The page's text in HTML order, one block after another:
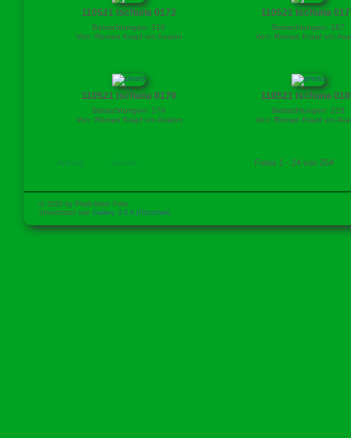
110521 tschuna 0172
Betrachtungen: 216
Von: Roman Krapf v/o Avalon
110521 tschuna
Betrachtungen: 187
Von: Roman Krapf v/o
110521 tschuna 0179
Betrachtungen: 179
Von: Roman Krapf v/o Avalon
110521 tschuna
Betrachtungen: 215
Von: Roman Krapf v/o
Anfang Zurück Fotos 1 - 24 von 254
© 2020 by Pfadi Arbor Felix
Unterstützt von Gallery 3.0.4 (Ricochet)